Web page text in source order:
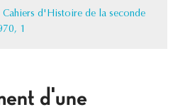
Cahiers d'Histoire de la seconde
1
d'une